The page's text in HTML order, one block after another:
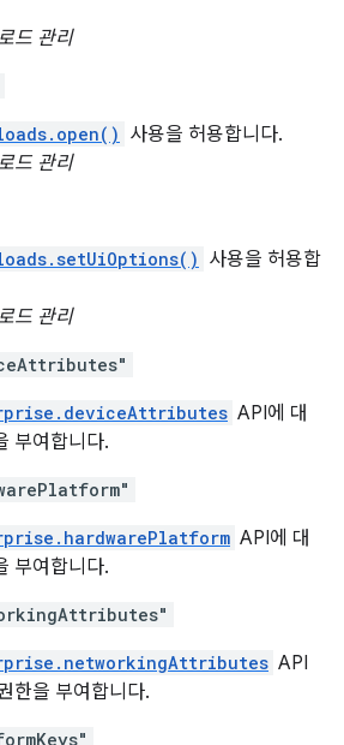
드 관리
사용을 허용합니다.
드 관리
사용을 허용합
드 관리
API에 대
부여합니다.
API에 대
부여합니다.
API
한을 부여합니다.